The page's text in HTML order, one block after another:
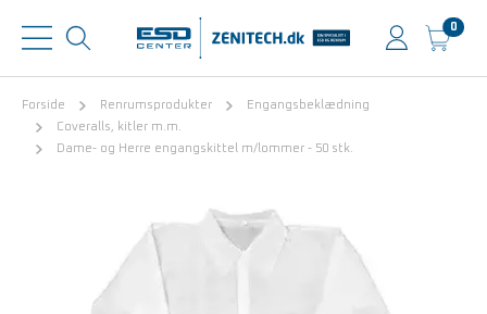
0
Forside Renrumsprodukter
Engangsbeklædning
Coveralls, kitler m.m.
Dame- og Herre engangskittel m/lommer - 50 stk.